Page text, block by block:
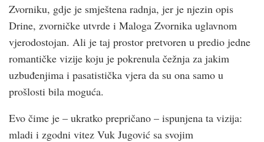
Zvorniku, gdje je smještena radnja, jer je njezin opis
Drine, zvorničke utvrde i Maloga Zvornika uglavnom
vjerodostojan. Ali je taj prostor pretvoren u predio jedne
romantičke vizije koju je pokrenula čežnja za jakim
uzbuđenjima i pasatistička vjera da su ona samo u
prošlosti bila moguća.
Evo čime je – ukratko prepričano – ispunjena ta vizija:
mladi i zgodni vitez Vuk Jugović sa svojim